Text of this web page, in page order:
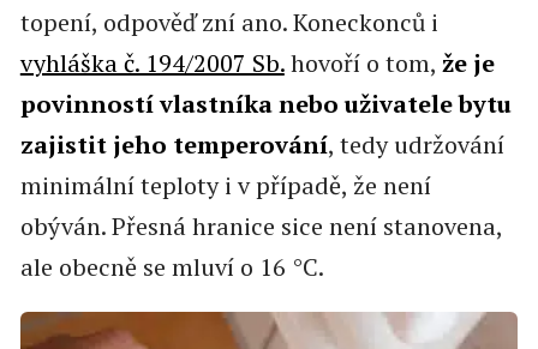
topení, odpověď zní ano. Koneckonců i
vyhláška č. 194/2007 Sb.hovoří o tom, že je
povinností vlastníka nebo uživatele bytu
zajistit jeho temperování, tedy udržování
minimální teploty i v případě, že není
obýván. Přesná hranice sice není stanovena,
ale obecně se mluví o 16 °C.